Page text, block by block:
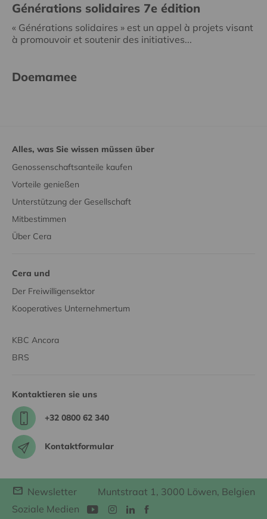
Générations solidaires 7e édition
« Générations solidaires » est un appel à projets visant
à promouvoir et soutenir des initiatives...
Doemamee
Alles, was Sie wissen müssen über
Genossenschaftsanteile kaufen
Vorteile genießen
Unterstützung der Gesellschaft
Mitbestimmen
Über Cera
Cera und
Der Freiwilligensektor
Kooperatives Unternehmertum
KBC Ancora
BRS
Kontaktieren sie uns
+32 0800 62 340
Kontaktformular
Newsletter
Muntstraat 1, 3000 Löwen, Belgien
Soziale Medien